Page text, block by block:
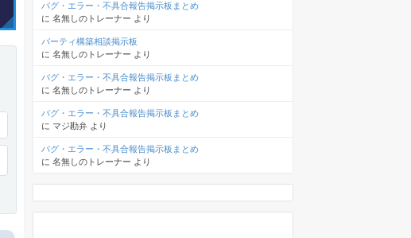
バグ・エラー・不具合報告掲示板まとめ
に 名無しのトレーナー より
パーティ構築相談掲示板
に 名無しのトレーナー より
バグ・エラー・不具合報告掲示板まとめ
に 名無しのトレーナー より
バグ・エラー・不具合報告掲示板まとめ
に マジ勘弁 より
バグ・エラー・不具合報告掲示板まとめ
に 名無しのトレーナー より